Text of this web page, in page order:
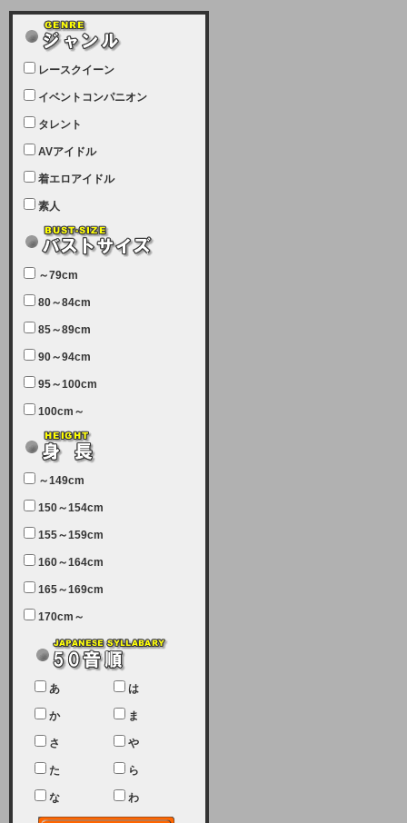
12月21日（日曜日）午前9：00か
ら午前11：00（予定）でサーバー
メンテナンスを実施します。ユーザ
ー様にはご迷惑をおかけしますがご
理解いただけます様、宜しくお願い
致します。
2025-07-05 (土)
【サーバーメンテナンス完了のお知
本日、サーバーメンテナンスのため
ユーザー様には大変ご迷惑をおかけ
しました。無事、メンテナンスが完
致します。
2025-06-11 (水)
【サーバーメンテナンス実施につい
7月5日（土曜日）午前7：00から午
テナンスを実施します。ユーザー様
にはご迷惑をおかけしますがご理解
いただけます様、宜しくお願い致し
【クレジットカード決済について
②】
現在、クレジットカード決済はJCB
のみになっております。大変ご迷惑
キャシュでの決済は可能ですので、
宜しくお願い致します。
2024-02-23 (金)
【クレジットカード決済について】
只今、クレジットカード会社の都合
により決済ができない状況です。
ユーザー様には、大変ご迷惑をおか
けいたしまして申し訳ございませ
ん。
レースクイーン
イベントコンパニオン
タレント
AVアイドル
着エロアイドル
素人
～79cm
80～84cm
85～89cm
90～94cm
95～100cm
100cm～
～149cm
150～154cm
155～159cm
160～164cm
165～169cm
170cm～
あ は
か ま
さ や
た ら
な わ